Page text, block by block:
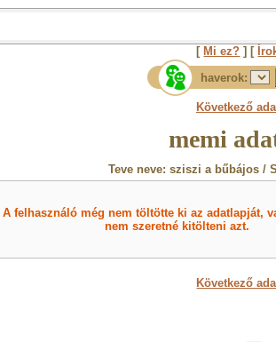
[ Mi ez? ] [
haverok:
Következő
memi
Teve neve: sziszi a bűbájos /
A felhasználó még nem töltötte ki az adatlapját,
nem szeretné kitölteni azt.
Következő